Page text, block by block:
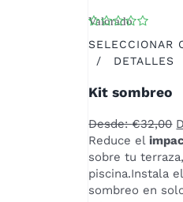
Valorado
SELECCIONAR
ESTE
TIENE
VARIANTES.
LAS
OPCIONES
SE
PUEDEN
/ DETALLES
Kit sombreo
Desde:€32,00
Reduce el
sobre tu
piscina.Instala
sombreo en